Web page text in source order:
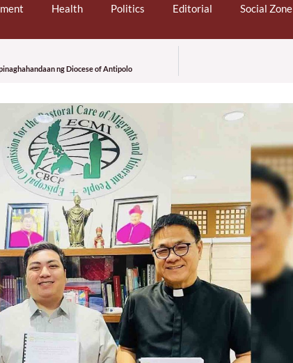
Health Politics Editorial Social Zone
ng Diocese of Antipolo